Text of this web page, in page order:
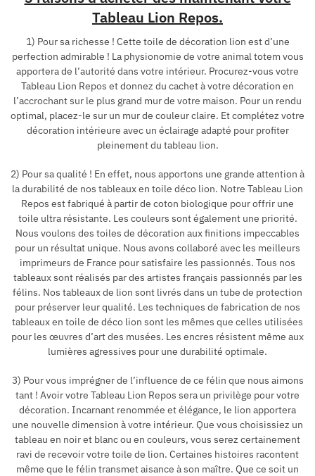
Tableau Lion Repos.
1) Pour sa richesse ! Cette toile de décoration lion est d’une
perfection admirable ! La physionomie de votre animal totem vous
apportera de l’autorité dans votre intérieur. Procurez-vous votre
Tableau Lion Repos et donnez du cachet à votre décoration en
l’accrochant sur le plus grand mur de votre maison. Pour un rendu
optimal, placez-le sur un mur de couleur claire. Et complétez votre
décoration intérieure avec un éclairage adapté pour profiter
pleinement du tableau lion.
2) Pour sa qualité ! En effet, nous apportons une grande attention à
la durabilité de nos tableaux en toile déco lion. Notre Tableau Lion
Repos est fabriqué à partir de coton biologique pour offrir une
toile ultra résistante. Les couleurs sont également une priorité.
Nous voulons des toiles de décoration aux finitions impeccables
pour un résultat unique. Nous avons collaboré avec les meilleurs
imprimeurs de France pour satisfaire les passionnés. Tous nos
tableaux sont réalisés par des artistes français passionnés par les
félins. Nos tableaux de lion sont livrés dans un tube de protection
pour préserver leur qualité. Les techniques de fabrication de nos
tableaux en toile de déco lion sont les mêmes que celles utilisées
pour les œuvres d’art des musées. Les encres résistent même aux
lumières agressives pour une durabilité optimale.
3) Pour vous imprégner de l’influence de ce félin que nous aimons
tant ! Avoir votre Tableau Lion Repos sera un privilège pour votre
décoration. Incarnant renommée et élégance, le lion apportera
une nouvelle dimension à votre intérieur. Que vous choisissiez un
tableau en noir et blanc ou en couleurs, vous serez certainement
ravi de recevoir votre toile de lion. Certaines histoires racontent
même que le félin transmet aisance à son maître. Que ce soit un